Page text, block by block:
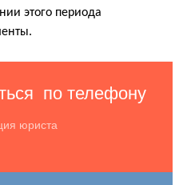
этого периода